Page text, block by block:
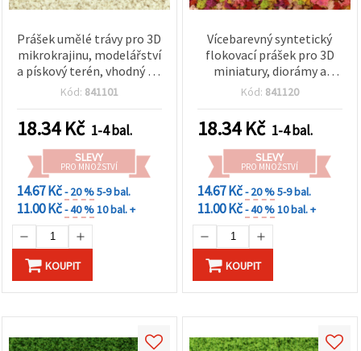
Prášek umělé trávy pro 3D
mikrokrajinu, modelářství
a pískový terén, vhodný do
epoxidové pryskyřice, bílý
Kód: 841101
18.34Kč 1-4 bal.
SLEVY
PRO MNOŽSTVÍ
14.67 Kč- 20 %5-9 bal.
11.00 Kč- 40 %10 bal. +
KOUPIT
Vícebarevný syntetický
flokovací prášek pro 3D
miniatury, diorámy a
modelářské krajiny –
pro stromy a květiny, do
epoxidové pryskyřice, 5 g
Kód: 841120
18.34Kč 1-4 bal.
SLEVY
PRO MNOŽSTVÍ
14.67 Kč- 20 %5-9 bal.
11.00 Kč- 40 %10 bal. +
KOUPIT